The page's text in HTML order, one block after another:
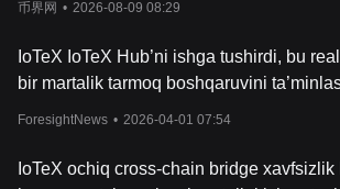
in-blockchain’ mexanizmidan foydalanadi.
birlashganda, IoT qurilmalarini blok bo'yicha
imkonini beruvchi yuqori o'tkazuvchanlik va
zanjirlararo muvofiqlik kabi yechimlarni taklif
maxfiylik va ma'lumotlar yaxlitligini hal
币界网 • 2026-08-09 08:29
IoTeX IoTeX Hub’ni ishga tushirdi, bu
bir martalik tarmoq boshqaruvini
ForesightNews • 2026-04-01 07:54
IoTeX ochiq cross-chain bridge